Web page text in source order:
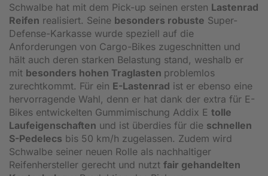
Schwalbe hat mit dem Pick-up seinen ersten Lastenrad
Reifen realisiert. Seine besonders robuste Super-
Defense-Karkasse wurde speziell auf die
Anforderungen von Cargo-Bikes zugeschnitten und
hält auch deren starken Belastung stand, weshalb er
mit besonders hohen Traglasten problemlos
zurechtkommt. Für ein E-Lastenrad ist er ebenso eine
hervorragende Wahl, denn er hat dank der extra für E-
Bikes entwickelten Gummimischung Addix E tolle
Laufeigenschaften und ist überdies für die schnellen
S-Pedelecs bis 50 km/h zugelassen. Zudem wird
Schwalbe seiner neuen Rolle als nachhaltiger
Reifenhersteller gerecht und nutzt fair gehandelten